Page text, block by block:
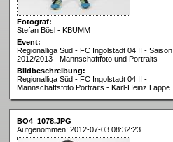
Fotograf:
Stefan Bösl - KBUMM
Event:
Regionalliga Süd - FC Ingolstadt 04 II - Saison
2012/2013 - Mannschaftfoto und Portraits
Bildbeschreibung:
Regionalliga Süd - FC Ingolstadt 04 II -
Mannschaftsfoto Portraits - Karl-Heinz Lappe
BO4_1078.JPG
Aufgenommen: 2012-07-03 08:32:23